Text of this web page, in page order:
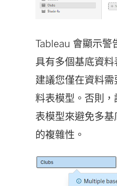
Tableau 會顯示警
具有多個基底資
建議您僅在資料
料表模型。否則
表模型來避免多
的複雜性。